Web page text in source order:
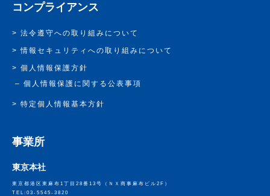
コンプライアンス
法令遵守への取り組みについて
情報セキュリティへの取り組みについて
個人情報保護方針
個人情報保護に関する公表事項
特定個人情報基本方針
事業所
東京本社
東京都港区東麻布1丁目28番13号
（ＮＸ商事麻布ビル2F）
TEL:03-5545-3820